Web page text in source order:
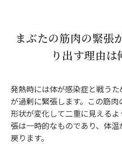
まぶたの筋肉の緊張
り出す理由は
発熱時には体が感染症と戦う
が過剰に緊張します。この筋
形状が変化して二重に見える
張は一時的なものであり、体
戻ります。